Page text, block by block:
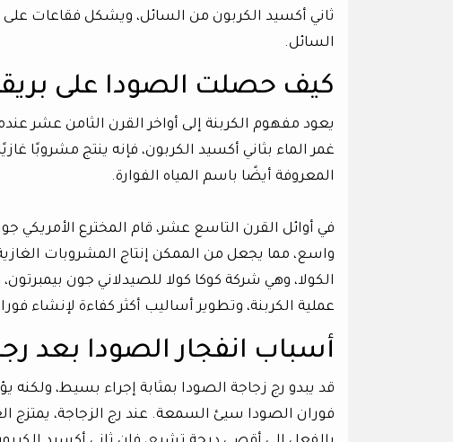
ثاني أكسيد الكربون من السائل، ويشكل فقاعات
السائل.
كيف حصلت الصودا على
يعود مفهوم الكربنة إلى أواخر القرن الثامن عشر
غمر الماء بثاني أكسيد الكربون، فإنه ينتج مشروبًا
المعروفة أيضًا باسم المياه الفوارة.
في أوائل القرن التاسع عشر، قام المخترع الأمريكي
واسع، مما يجعل من الممكن إنتاج المشروبات
عملية الكربنة، وتطوير أساليب أكثر كفاءة لإنشاء
أسباب انفجار الصودا بعد
قد يبدو رج زجاجة الصودا بمثابة إجراء بسيط،
فوران الصودا سيئ السمعة. عند رج الزجاجة، يمتزج